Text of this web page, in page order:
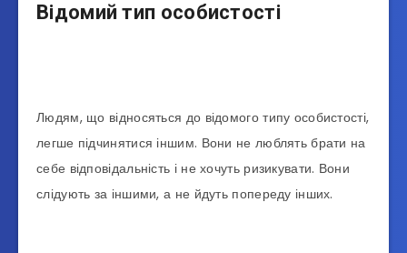
Відомий тип особистості
Людям, що відносяться до відомого типу особистості,
легше підчинятися іншим. Вони не люблять брати на
себе відповідальність і не хочуть ризикувати. Вони
слідують за іншими, а не йдуть попереду інших.